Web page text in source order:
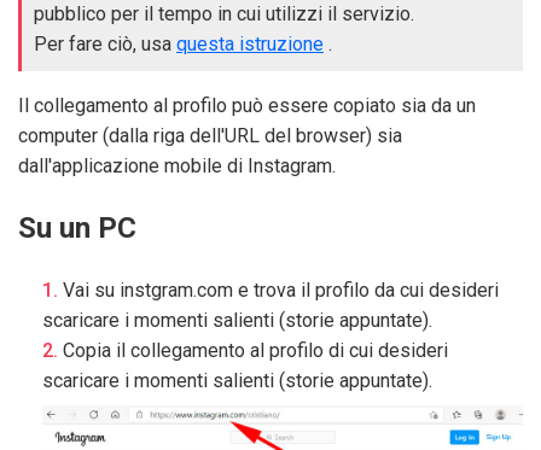
pubblico per il tempo in cui utilizzi il servizio.
Per fare ciò, usa questa istruzione .
Il collegamento al profilo può essere copiato sia da un
computer (dalla riga dell'URL del browser) sia
dall'applicazione mobile di Instagram.
Su un PC
Vai su instgram.com e trova il profilo da cui desideri
scaricare i momenti salienti (storie appuntate).
Copia il collegamento al profilo di cui desideri
scaricare i momenti salienti (storie appuntate).